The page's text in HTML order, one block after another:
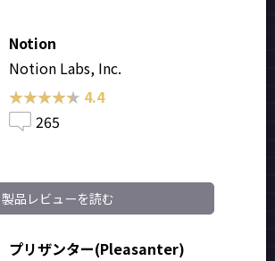
Notion
Notion Labs, Inc.
★★★★★
★★★★★ 4.4
265
製品レビューを読む
プリザンター(Pleasanter)